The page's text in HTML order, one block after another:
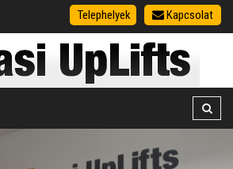
Telephelyek Kapcsolat